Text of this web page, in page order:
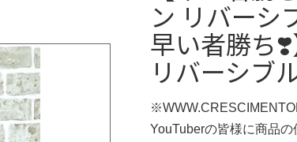
ン リバーシ
早い者勝ち
リバーシブ
YouTuberの皆様に商品